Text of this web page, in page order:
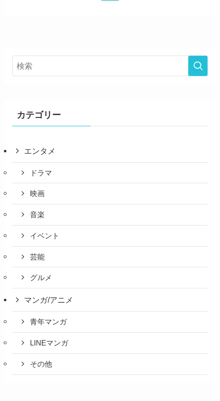
カテゴリー
エンタメ
ドラマ
映画
音楽
イベント
芸能
グルメ
マンガ/アニメ
青年マンガ
LINEマンガ
その他